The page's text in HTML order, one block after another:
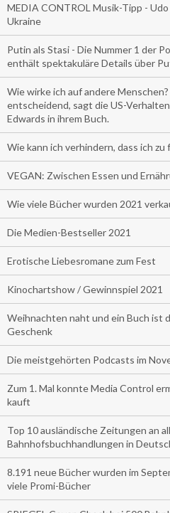
MEDIA CONTROL Musik-Tipp -
Ukraine
Putin als Stasi - Die Nummer 1 der
enthält spektakuläre Details über
Wie wirke ich auf andere
entscheidend, sagt die US-
Edwards in ihrem Buch.
Wie kann ich verhindern, dass ich zu
VEGAN: Zwischen Essen und
Wie viele Bücher wurden 2021
Die Medien-Bestseller 2021
Erotische Liebesromane zum Fest
Kinochartshow / Gewinnspiel 2021
Weihnachten naht und ein Buch ist
Geschenk
Die meistgehörten Podcasts im
Zum 1. Mal konnte Media Control
kauft
Top 10 ausländische Zeitungen an
Bahnhofsbuchhandlungen in
8.191 neue Bücher wurden im
viele Promi-Bücher